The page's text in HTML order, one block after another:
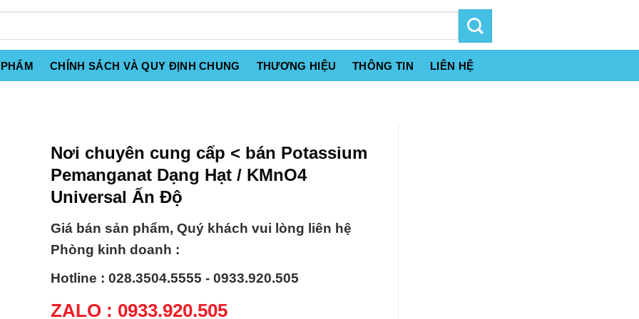
CHÍNH SÁCH VÀ QUY ĐỊNH CHUNG THƯƠNG HIỆU THÔNG TIN LIÊN HỆ
Nơi chuyên cung cấp < bán Potassium
Pemanganat Dạng Hạt / KMnO4
Universal Ấn Độ
Giá bán sản phẩm, Quý khách vui lòng liên hệ
Phòng kinh doanh :
Hotline : 028.3504.5555 - 0933.920.505
ZALO : 0933.920.505